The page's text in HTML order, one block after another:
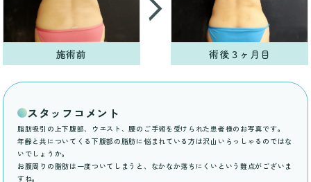
施術前 術後３ヶ月目
スタッフコメント
脂肪吸引の上下腹部、ウエスト、腰のご手術を受けられた患者様のお写真です。
年齢と共についてくる下腹部の脂肪に悩まれている方は沢山いらっしゃるのではな
いでしょうか。
お腹周りの脂肪は一度ついてしまうと、なかなか落ちにくいという難点がございま
すね。